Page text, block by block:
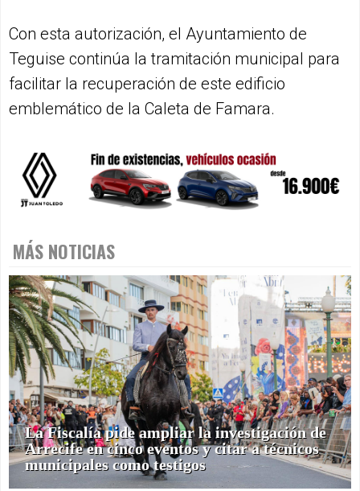
Con esta autorización, el Ayuntamiento de
Teguise continúa la tramitación municipal para
facilitar la recuperación de este edificio
emblemático de la Caleta de Famara.
MÁS NOTICIAS
La Fiscalía pide ampliar la investigación de
Arrecife en cinco eventos y citar a técnicos
municipales como testigos